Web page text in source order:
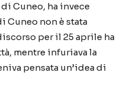
Cuneo, ha invece
Cuneo non è stata
per il 25 aprile ha
mentre infuriava la
pensata un’idea di